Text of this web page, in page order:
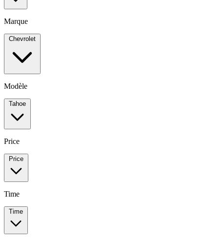
Marque
Chevrolet
Modèle
Tahoe
Price
Price
Time
Time